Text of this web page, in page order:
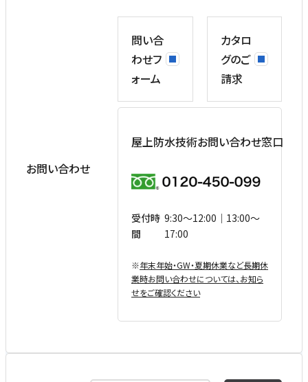
お問い合わせ
問い合
わせフ
ォーム
カタロ
グのご
請求
屋上防水技術お問い合わせ窓口
受付時
間
9:30〜12:00｜13:00〜
17:00
※年末年始・GW・夏期休業など⻑期休
業時お問い合わせについては、お知ら
せをご確認ください